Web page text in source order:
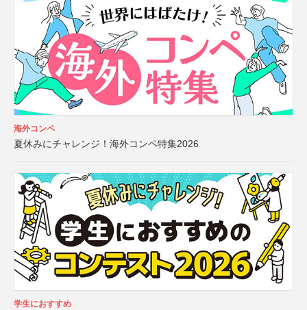
海外コンペ
夏休みにチャレンジ！海外コンペ特集2026
学生におすすめ